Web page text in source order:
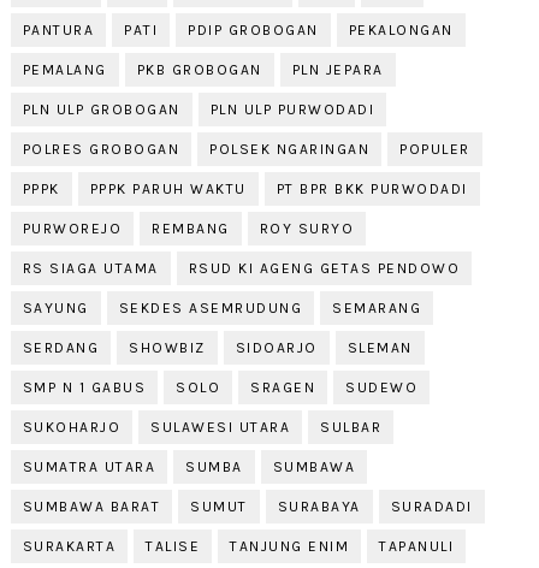
PANTURA PATI PDIP GROBOGAN PEKALONGAN
PEMALANG PKB GROBOGAN PLN JEPARA
PLN ULP GROBOGAN PLN ULP PURWODADI
POLRES GROBOGAN POLSEK NGARINGAN POPULER
PPPK PPPK PARUH WAKTU PT BPR BKK PURWODADI
PURWOREJO REMBANG ROY SURYO
RS SIAGA UTAMA RSUD KI AGENG GETAS PENDOWO
SAYUNG SEKDES ASEMRUDUNG SEMARANG
SERDANG SHOWBIZ SIDOARJO SLEMAN
SMP N 1 GABUS SOLO SRAGEN SUDEWO
SUKOHARJO SULAWESI UTARA SULBAR
SUMATRA UTARA SUMBA SUMBAWA
SUMBAWA BARAT SUMUT SURABAYA SURADADI
SURAKARTA TALISE TANJUNG ENIM TAPANULI